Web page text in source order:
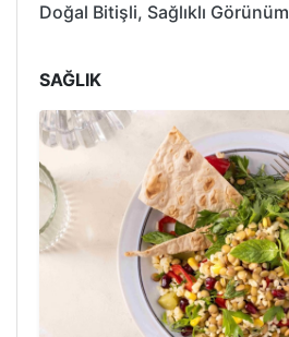
Doğal Bitişli, Sağlıklı Görünüm
SAĞLIK